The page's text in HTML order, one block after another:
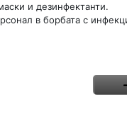
и дезинфектанти.
в борбата с